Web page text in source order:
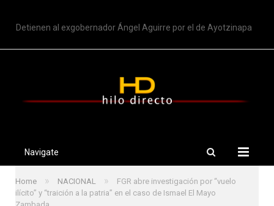
Detienen al exgobernador Ángel Aguirre por el de Ayotzinapa
Navigate
Home » NACIONAL »
FGR abre investigación por “vuelo
ilícito” y “traición a la patria” en el caso de Ismael El Mayo